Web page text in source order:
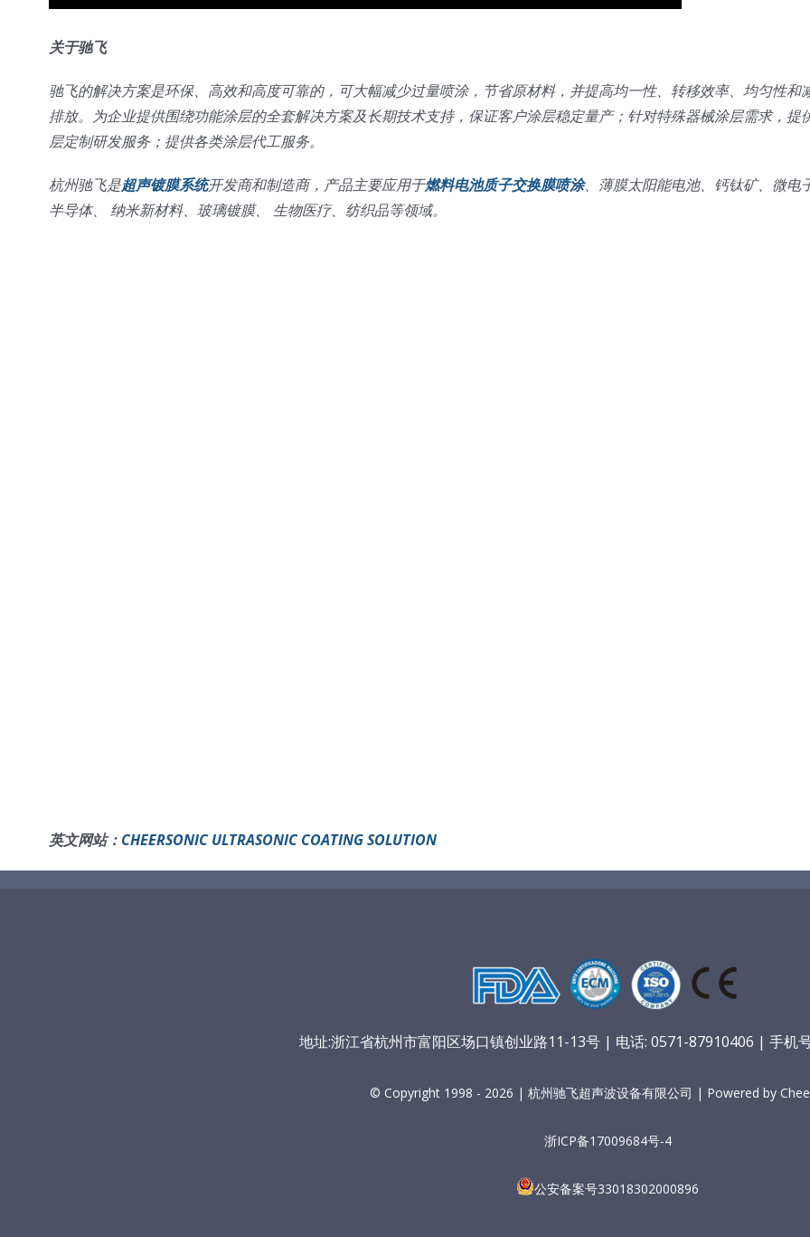
关于驰飞
驰飞的解决方案是环保、高效和高度可靠的，可大幅减少过量喷涂，节省原材料，并提高均一性、转移效率、均匀性和
排放。为企业提供围绕功能涂层的全套解决方案及长期技术支持，保证客户涂层稳定量产；针对特殊器械涂层需求，提
层定制研发服务；提供各类涂层代工服务。
杭州驰飞是超声镀膜系统开发商和制造商，产品主要应用于燃料电池质子交换膜喷涂、薄膜太阳能电池、钙钛矿、微电子
半导体、 纳米新材料、玻璃镀膜、 生物医疗、纺织品等领域。
英文网站： CHEERSONIC ULTRASONIC COATING SOLUTION
地址:浙江省杭州市富阳区场口镇创业路11-13号 | 电话: 0571-87910406 | 手机
© Copyright 1998 - 2026 | 杭州驰飞超声波设备有限公司 | Powered by
浙ICP备17009684号-4
公安备案号33018302000896